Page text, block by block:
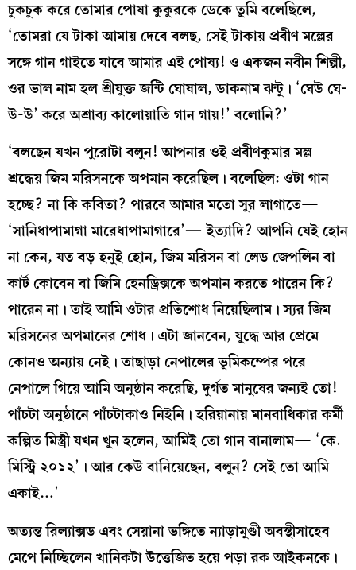
চুকচুক করে তোমার পোষা কুকুরকে ডেকে তুমি বলেছিলে,
‘তোমরা যে টাকা আমায় দেবে বলছ, সেই টাকায় প্রবীণ মল্লের
সঙ্গে গান গাইতে যাবে আমার এই পোষ্য! ও একজন নবীন শিল্পী,
ওর ভাল নাম হল শ্রীযুক্ত জন্টি ঘোষাল, ডাকনাম ঝন্টু। ‘ঘেউ ঘে-
উ-উ’ করে অশ্রাব্য কালোয়াতি গান গায়!’ বলোনি?’
‘বলছেন যখন পুরোটা বলুন! আপনার ওই প্রবীণকুমার মল্ল
শ্রদ্ধেয় জিম মরিসনকে অপমান করেছিল। বলেছিল: ওটা গান
হচ্ছে? না কি কবিতা? পারবে আমার মতো সুর লাগাতে—
‘সানিধাপামাগা মারেধাপামাগারে’— ইত্যাদি? আপনি যেই হোন
না কেন, যত বড় হনুই হোন, জিম মরিসন বা লেড জেপলিন বা
কার্ট কোবেন বা জিমি হেনড্রিক্সকে অপমান করতে পারেন কি?
পারেন না। তাই আমি ওটার প্রতিশোধ নিয়েছিলাম। স্যর জিম
মরিসনের অপমানের শোধ। এটা জানবেন, যুদ্ধে আর প্রেমে
কোনও অন্যায় নেই। তাছাড়া নেপালের ভূমিকম্পের পরে
নেপালে গিয়ে আমি অনুষ্ঠান করেছি, দুর্গত মানুষের জন্যই তো!
পাঁচটা অনুষ্ঠানে পাঁচটাকাও নিইনি। হরিয়ানায় মানবাধিকার কর্মী
কল্পিত মিস্ত্রী যখন খুন হলেন, আমিই তো গান বানালাম— ‘কে.
মিস্ট্রি ২০১২’। আর কেউ বানিয়েছেন, বলুন? সেই তো আমি
একাই…’
অত্যন্ত রিল্যাক্সড এবং সেয়ানা ভঙ্গিতে ন্যাড়ামুণ্ডী অবস্থীসাহেব
মেপে নিচ্ছিলেন খানিকটা উত্তেজিত হয়ে পড়া রক আইকনকে।